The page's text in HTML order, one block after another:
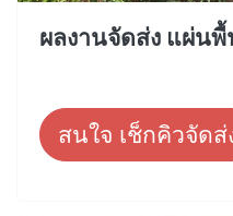
ผลงานจัดส่ง แผ่น
สนใจ เช็กคิวจัดส่